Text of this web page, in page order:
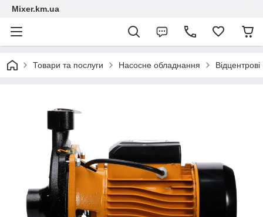
Mixer.km.ua
Товари та послуги Насосне обладнання